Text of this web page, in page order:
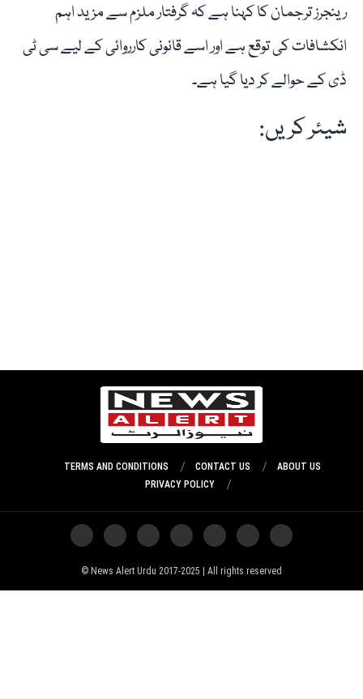
رینجرز ترجمان کا کہنا ہے کہ گرفتار ملزم سے مزید اہم
انکشافات کی توقع ہے اور اسے قانونی کارروائی کے لیے سی ٹی
ڈی کے حوالے کر دیا گیا ہے۔
شیئر کریں:
ABOUT US
CONTACT US
TERMS AND CONDITIONS
PRIVACY POLICY
News Alert Urdu 2017-2025 | All rights reserved ©